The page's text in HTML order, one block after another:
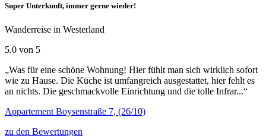
Super Unterkunft, immer gerne wieder!
Wanderreise in Westerland
5.0 von 5
„Was für eine schöne Wohnung! Hier fühlt man sich wirklich sofort
wie zu Hause. Die Küche ist umfangreich ausgestattet, hier fehlt es
an nichts. Die geschmackvolle Einrichtung und die tolle Infrar...“
Appartement Boysenstraße 7, (26/10)
zu den Bewertungen